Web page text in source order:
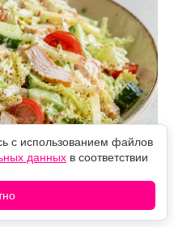
готовим
— классное
с использованием файлов
данных в соответствии